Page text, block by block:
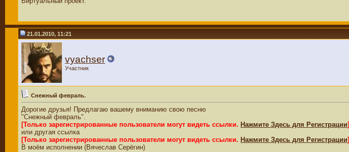
21.01.2010, 11:21
vyachser
Участник
Снежный февраль.
Дорогие друзья! Предлагаю вашему вниманию свою песню
"Снежный февраль".
[Только зарегистрированные пользователи могут видеть ссылки. Нажмите Здесь для Регистрации]
или другая ссылка
[Только зарегистрированные пользователи могут видеть ссылки. Нажмите Здесь для Регистрации]
В моём исполнении (Вячеслав Серёгин)